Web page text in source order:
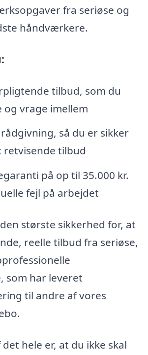
fra seriøse og
håndværkere.
tilbud, som du
og vrage imellem
så du er sikker
retvisende tilbud
på op til 35.000 kr.
fejl på arbejdet
største sikkerhed for, at
reelle tilbud fra seriøse,
som har leveret
til andre af vores
hele er, at du ikke skal